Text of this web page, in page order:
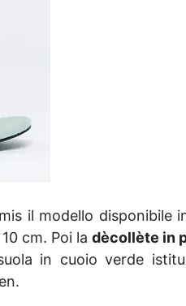
il modello disponibile
cm. Poi la dècollète in
in cuoio verde